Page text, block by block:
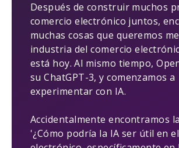
Después de construir muchos
comercio electrónico juntos,
muchas cosas que queremos
industria del comercio
está hoy. Al mismo tiempo,
su ChatGPT-3, y comenzamos a
experimentar con IA.
Accidentalmente encontramos
'¿Cómo podría la IA ser útil en